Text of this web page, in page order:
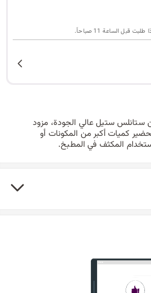
الساعة 11 صباحاً.
ستانلس ستيل عالي الجودة، مزود
كميات أكبر من المكونات أو